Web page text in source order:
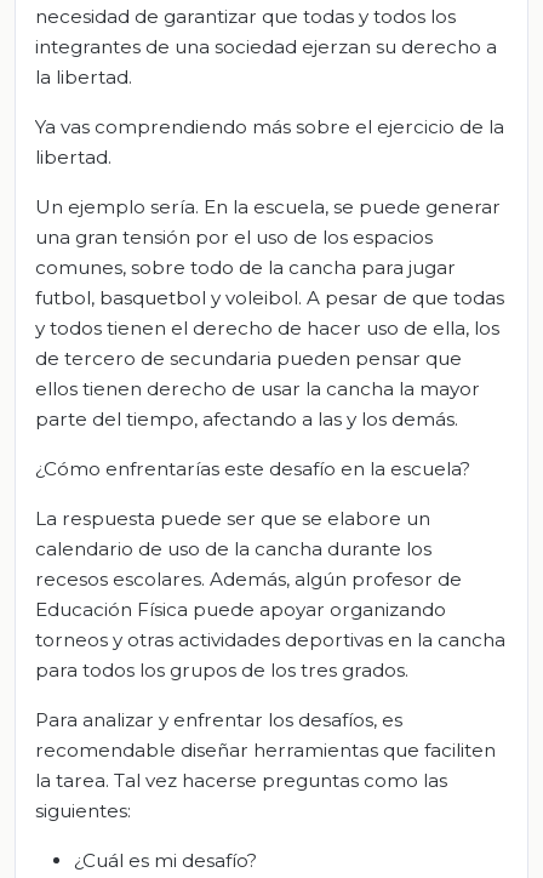
necesidad de garantizar que todas y todos los
integrantes de una sociedad ejerzan su derecho a
la libertad.
Ya vas comprendiendo más sobre el ejercicio de la
libertad.
Un ejemplo sería. En la escuela, se puede generar
una gran tensión por el uso de los espacios
comunes, sobre todo de la cancha para jugar
futbol, basquetbol y voleibol. A pesar de que todas
y todos tienen el derecho de hacer uso de ella, los
de tercero de secundaria pueden pensar que
ellos tienen derecho de usar la cancha la mayor
parte del tiempo, afectando a las y los demás.
¿Cómo enfrentarías este desafío en la escuela?
La respuesta puede ser que se elabore un
calendario de uso de la cancha durante los
recesos escolares. Además, algún profesor de
Educación Física puede apoyar organizando
torneos y otras actividades deportivas en la cancha
para todos los grupos de los tres grados.
Para analizar y enfrentar los desafíos, es
recomendable diseñar herramientas que faciliten
la tarea. Tal vez hacerse preguntas como las
siguientes:
¿Cuál es mi desafío?